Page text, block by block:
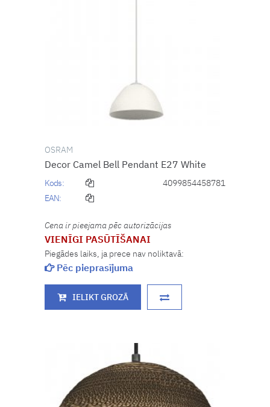
OSRAM
Decor Camel Bell Pendant E27 White
Kods:
4099854458781
EAN:
Cena ir pieejama pēc autorizācijas
VIENĪGI PASŪTĪŠANAI
Piegādes laiks, ja prece nav noliktavā:
Pēc pieprasījuma
IELIKT GROZĀ